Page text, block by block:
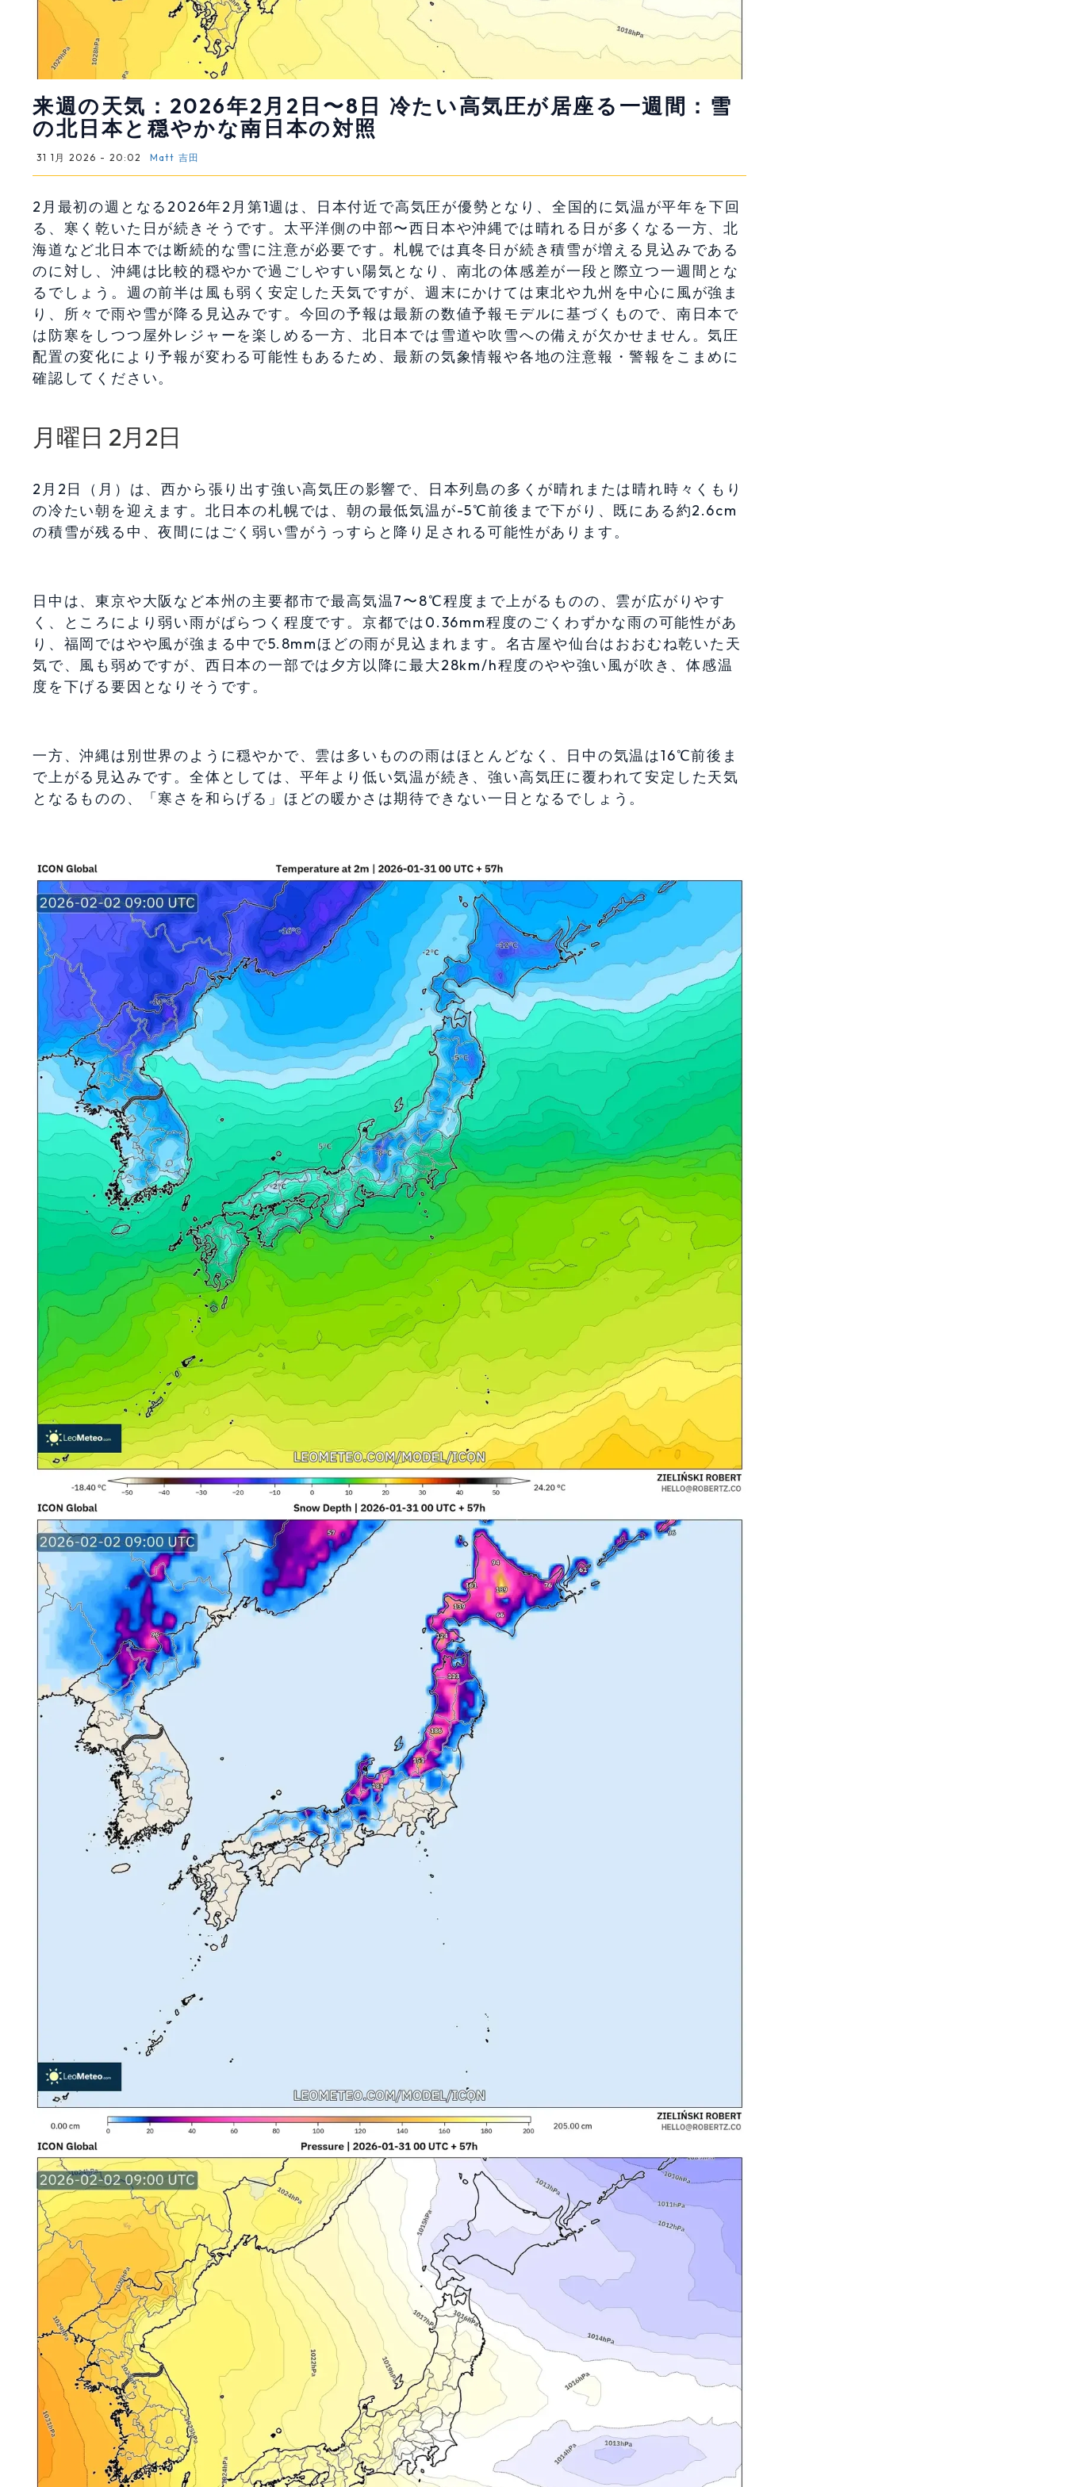
来週の天気：2026年2月2日〜8日 冷たい高気圧が居座る一週間：雪
の北日本と穏やかな南日本の対照
31 1月 2026 - 20:02 Matt 吉田
2月最初の週となる2026年2月第1週は、日本付近で高気圧が優勢となり、全国的に気温が平年を下回
る、寒く乾いた日が続きそうです。太平洋側の中部〜西日本や沖縄では晴れる日が多くなる一方、北
海道など北日本では断続的な雪に注意が必要です。札幌では真冬日が続き積雪が増える見込みである
のに対し、沖縄は比較的穏やかで過ごしやすい陽気となり、南北の体感差が一段と際立つ一週間とな
るでしょう。週の前半は風も弱く安定した天気ですが、週末にかけては東北や九州を中心に風が強ま
り、所々で雨や雪が降る見込みです。今回の予報は最新の数値予報モデルに基づくもので、南日本で
は防寒をしつつ屋外レジャーを楽しめる一方、北日本では雪道や吹雪への備えが欠かせません。気圧
配置の変化により予報が変わる可能性もあるため、最新の気象情報や各地の注意報・警報をこまめに
確認してください。
月曜日 2月2日
2月2日（月）は、西から張り出す強い高気圧の影響で、日本列島の多くが晴れまたは晴れ時々くもり
の冷たい朝を迎えます。北日本の札幌では、朝の最低気温が-5℃前後まで下がり、既にある約2.6cm
の積雪が残る中、夜間にはごく弱い雪がうっすらと降り足される可能性があります。
日中は、東京や大阪など本州の主要都市で最高気温7〜8℃程度まで上がるものの、雲が広がりやす
く、ところにより弱い雨がぱらつく程度です。京都では0.36mm程度のごくわずかな雨の可能性があ
り、福岡ではやや風が強まる中で5.8mmほどの雨が見込まれます。名古屋や仙台はおおむね乾いた天
気で、風も弱めですが、西日本の一部では夕方以降に最大28km/h程度のやや強い風が吹き、体感温
度を下げる要因となりそうです。
一方、沖縄は別世界のように穏やかで、雲は多いものの雨はほとんどなく、日中の気温は16℃前後ま
で上がる見込みです。全体としては、平年より低い気温が続き、強い高気圧に覆われて安定した天気
となるものの、「寒さを和らげる」ほどの暖かさは期待できない一日となるでしょう。